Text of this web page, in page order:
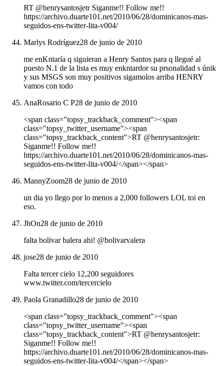
RT @henrysantosjetr Siganme!! Follow me!!
https://archivo.duarte101.net/2010/06/28/dominicanos-mas-
seguidos-ens-twitter-lita-v004/
Marlys Rodríguez28 de junio de 2010
me enKntaría q siguieran a Henry Santos para q llegué al
puesto N.1 de la lista es muy enkntardor su prsonalidad s únik
y sus MSGS son muy positivos sigamolos arriba HENRY
vamos con todo
AnaRosario C P28 de junio de 2010
<span class="topsy_trackback_comment"><span
class="topsy_twitter_username"><span
class="topsy_trackback_content">RT @henrysantosjetr:
Siganme!! Follow me!!
https://archivo.duarte101.net/2010/06/28/dominicanos-mas-
seguidos-ens-twitter-lita-v004/</span></span>
MannyZoom28 de junio de 2010
un dia yo llego por lo menos a 2,000 followers LOL toi en
eso.
JhOn28 de junio de 2010
falta bolivar balera ahi! @bolivarvalera
jose28 de junio de 2010
Falta tercer cielo 12,200 seguidores
www.twitter.com/tercercielo
Paola Granadillo28 de junio de 2010
<span class="topsy_trackback_comment"><span
class="topsy_twitter_username"><span
class="topsy_trackback_content">RT @henrysantosjetr:
Siganme!! Follow me!!
https://archivo.duarte101.net/2010/06/28/dominicanos-mas-
seguidos-ens-twitter-lita-v004/</span></span>